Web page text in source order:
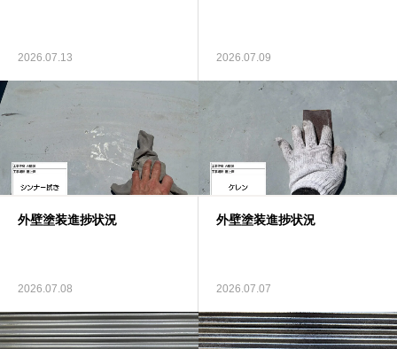
2026.07.13 2026.07.09
外壁塗装進捗状況
2026.07.08
外壁塗装進捗状況
2026.07.07